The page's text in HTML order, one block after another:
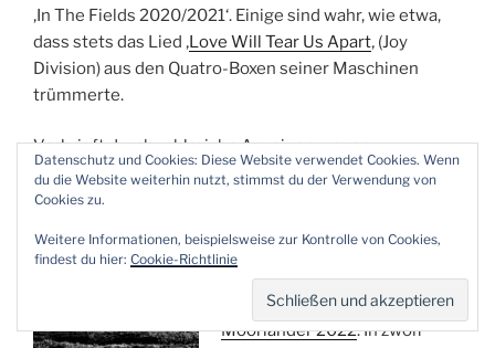
‚In The Fields 2020/2021‘. Einige sind wahr, wie etwa,
dass stets das Lied ‚Love Will Tear Us Apart‚ (Joy
Division) aus den Quatro-Boxen seiner Maschinen
trümmerte.
Verbrieft durch zahlreiche Anzeigen wegen
Lärmbelästigung.
Tear Us Apart‘ (etwa: Covid
wird uns entzweien) steht
auch der vorliegendeKalender
Moorlander 2022. In zwölf
Datenschutz und Cookies: Diese Website verwendet Cookies. Wenn
du die Website weiterhin nutzt, stimmst du der Verwendung von
Cookies zu.
Weitere Informationen, beispielsweise zur Kontrolle von Cookies,
findest du hier: Cookie-Richtlinie